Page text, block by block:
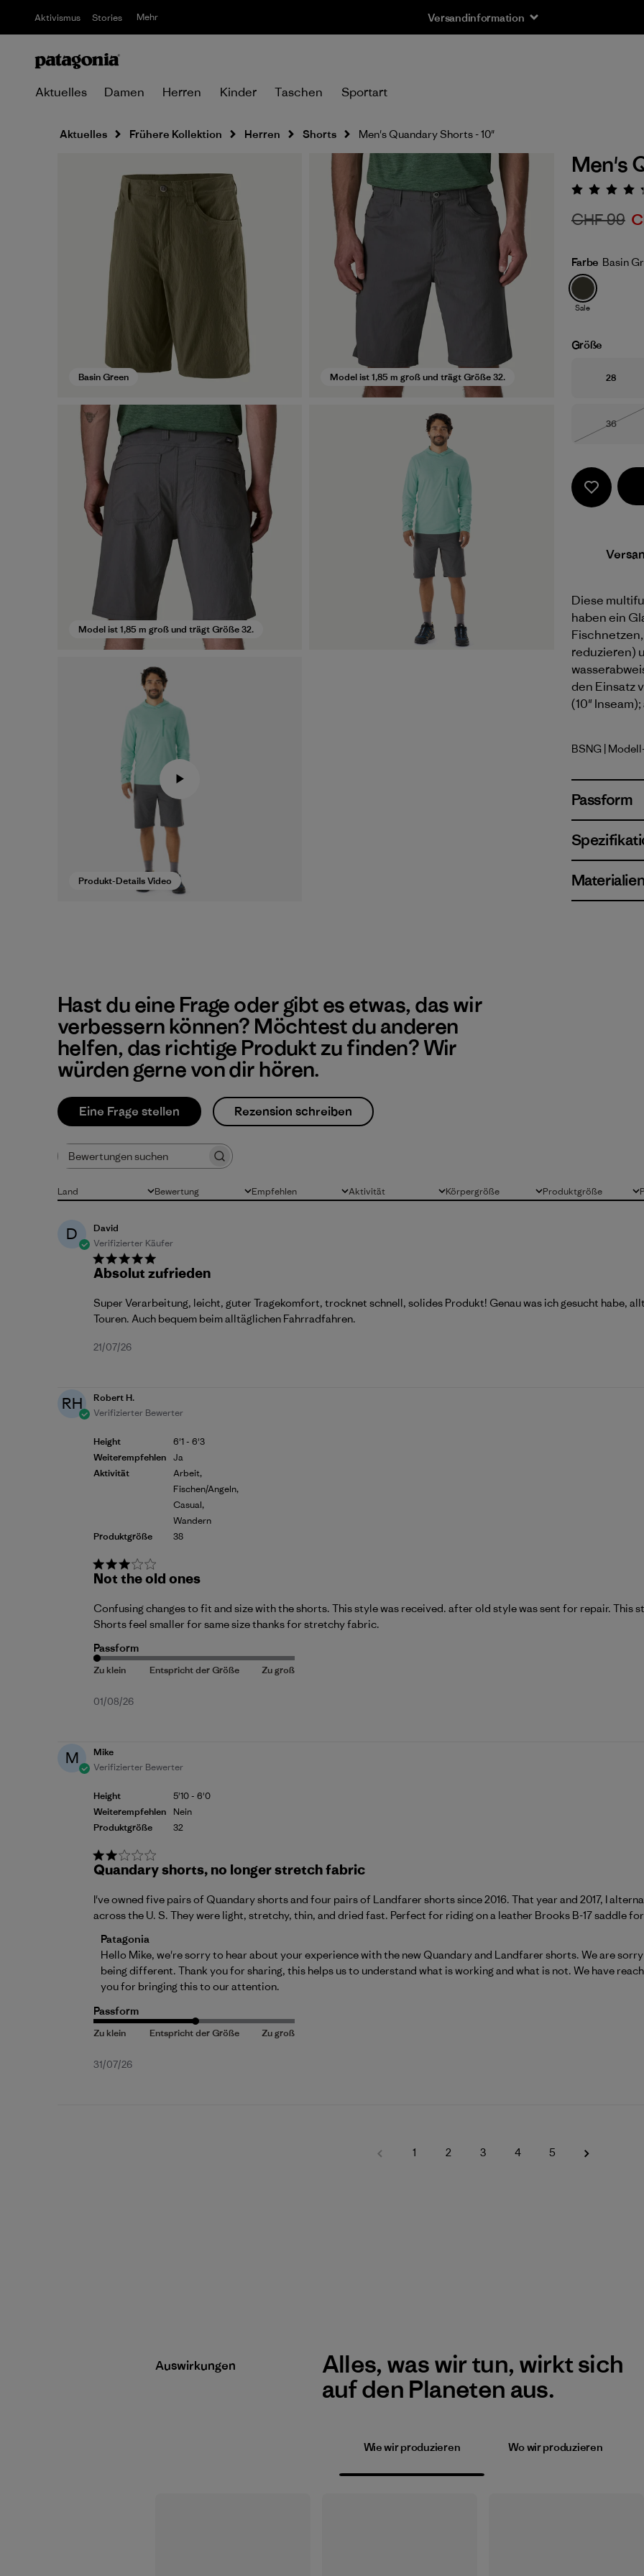
Aktivismus Stories Mehr Versandinformation
Aktuelles Damen Herren Kinder Taschen Sportart
Aktuelles Frühere Kollektion Herren Shorts Men's Quandary Shorts - 10"
Basin Green Model ist 1,85 m groß und trägt Größe 32.
Model ist 1,85 m groß und trägt Größe 32.
Produkt-Details Video
Men's
CHF 99
Farbe Basin
Sale
Größe
Größe
28
Größe
36
Nicht
Diese
haben ein
reduzieren)
den Einsatz
(10"
Basin
BSNG |
Passform
Hast du eine Frage oder gibt es etwas, das wir
verbessern können? Möchtest du anderen
helfen, das richtige Produkt zu finden? Wir
würden gerne von dir hören.
Eine Frage stellen Rezension schreiben
Bewertungen suchen
Bewertung
Alle Bewertungen
Land
Alle Empfehlen
Alle Körpergröße
Alle Produktgröße
Alle
Aktivität
Alle
D
David
Verifizierter Käufer
Absolut zufrieden
Super Verarbeitung, leicht, guter Tragekomfort, trocknet schnell, solides Produkt! Genau was ich gesucht habe,
Touren. Auch bequem beim alltäglichen Fahrradfahren.
Veröffentlichungsdatum
21/07/26
RH
Robert H.
Verifizierter Bewerter
Height
Weiterempfehlen
Aktivität
Produktgröße
6'1 - 6'3
Ja
Arbeit,
Fischen/Angeln,
Casual,
Wandern
38
Not the old ones
Confusing changes to fit and size with the shorts. This style was received. after old style was sent for repair. This
Shorts feel smaller for same size thanks for stretchy fabric.
Passform
Veröffentlichungsdatum
01/08/26
M
Mike
Verifizierter Bewerter
Height
Weiterempfehlen
Produktgröße
5'10 - 6'0
Nein
32
Quandary shorts, no longer stretch fabric
I've owned five pairs of Quandary shorts and four pairs of Landfarer shorts since 2016. That year and 2017, I
across the U. S. They were light, stretchy, thin, and dried fast. Perfect for riding on a leather Brooks B-17 saddle
Kommentare des Store-Besitzers zu {{Reviewer_name}}s Bewertung von Tue Aug 04 2026
Patagonia
Hello Mike, we're sorry to hear about your experience with the new Quandary and Landfarer shorts. We are
being different. Thank you for sharing, this helps us to understand what is working and what is not. We have
you for bringing this to our attention.
Passform
Veröffentlichungsdatum
31/07/26
1 2 3 4 5
Auswirkungen
Alles, was wir tun, wirkt sich
auf den Planeten aus.
Wie wir produzieren Wo wir produzieren